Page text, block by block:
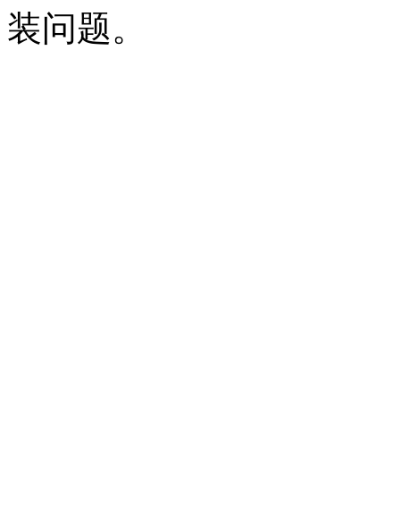
装问题。